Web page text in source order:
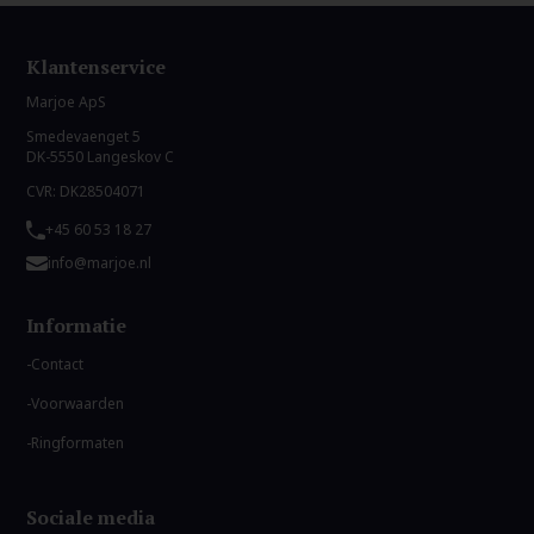
Klantenservice
Marjoe ApS
Smedevaenget 5
DK-5550 Langeskov C
CVR: DK28504071
+45 60 53 18 27
info@marjoe.nl
Informatie
Contact
Voorwaarden
Ringformaten
Sociale media